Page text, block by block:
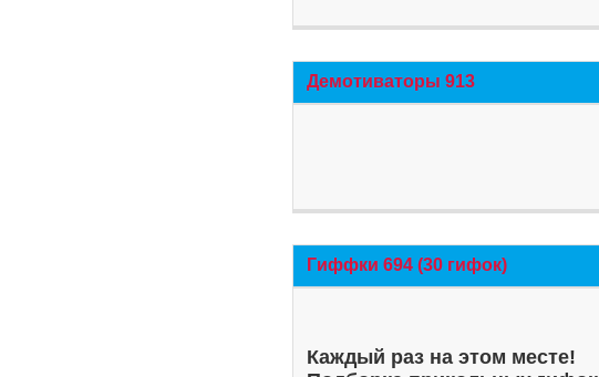
Демотиваторы 913
Гиффки 694 (30 гифок)
Каждый раз на этом месте!